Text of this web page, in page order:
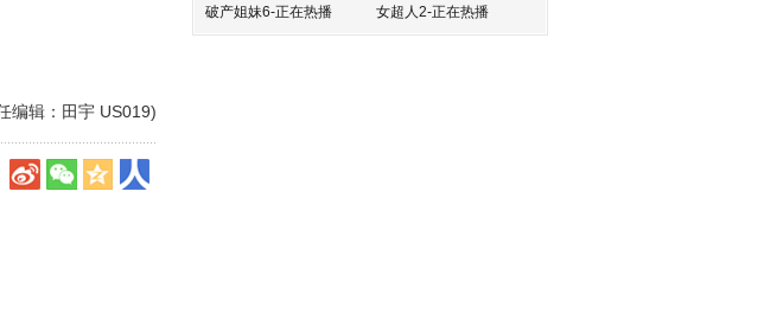
编辑：田宇 US019)
破产姐妹6-正在热播 女超人2-正在热播